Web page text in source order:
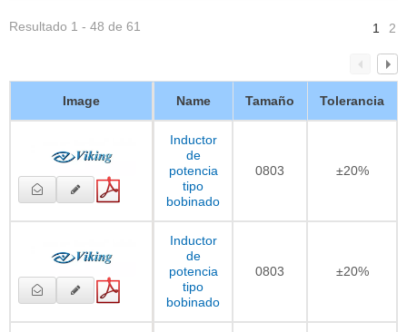
Resultado 1 - 48 de 61 1 2
Image Name Tamaño Tolerancia
Inductor
de
potencia
tipo
bobinado
0803 ±20%
Inductor
de
potencia
tipo
bobinado
0803 ±20%